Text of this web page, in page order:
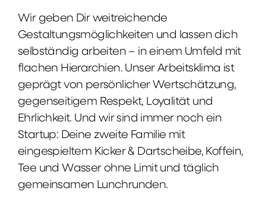
Wir geben Dir weitreichende
Gestaltungsmöglichkeiten und lassen dich
selbständig arbeiten – in einem Umfeld mit
flachen Hierarchien. Unser Arbeitsklima ist
geprägt von persönlicher Wertschätzung,
gegenseitigem Respekt, Loyalität und
Ehrlichkeit. Und wir sind immer noch ein
Startup: Deine zweite Familie mit
eingespieltem Kicker & Dartscheibe, Koffein,
Tee und Wasser ohne Limit und täglich
gemeinsamen Lunchrunden.